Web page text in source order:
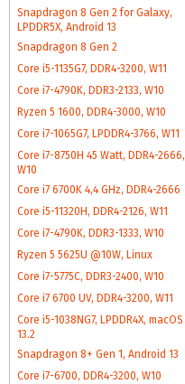
Snapdragon 8 Gen 2 for Galaxy,
LPDDR5X, Android 13
Snapdragon 8 Gen 2
Core i5-1135G7, DDR4-3200, W11
Core i7-4790K, DDR3-2133, W10
Ryzen 5 1600, DDR4-3000, W10
Core i7-1065G7, LPDDR4-3766, W11
Core i7-8750H 45 Watt, DDR4-2666,
W10
Core i7 6700K 4,4 GHz, DDR4-2666
Core i5-11320H, DDR4-2126, W11
Core i7-4790K, DDR3-1333, W10
Ryzen 5 5625U @10W, Linux
Core i7-5775C, DDR3-2400, W10
Core i7 6700 UV, DDR4-3200, W11
Core i5-1038NG7, LPDDR4X, macOS
13.2
Snapdragon 8+ Gen 1, Android 13
Core i7-6700, DDR4-3200, W10